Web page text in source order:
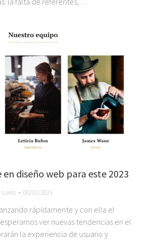
en diseño web para este 2023
08/02/2023
rápidamente y con ella el
ver nuevas tendencias en el
la experiencia de usuario y